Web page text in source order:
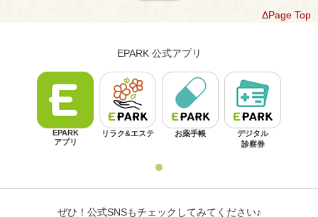
ΔPage Top